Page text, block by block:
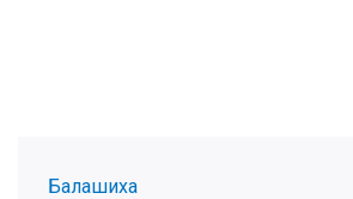
Балашиха